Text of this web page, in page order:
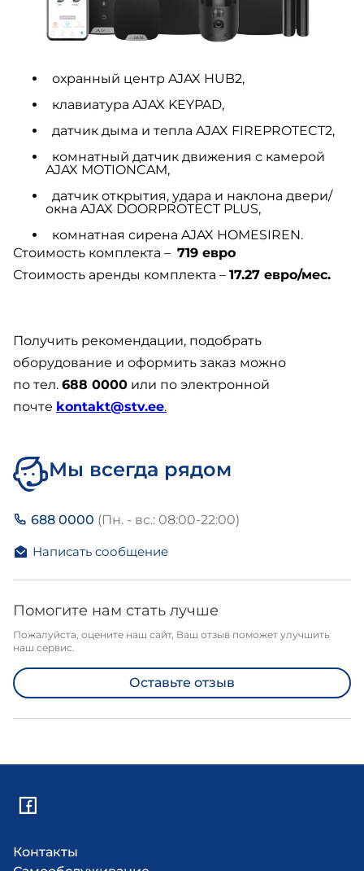
охранный центр AJAX HUB2,
клавиатура AJAX KEYPAD,
датчик дыма и тепла AJAX FIREPROTECT2,
комнатный датчик движения c камерой
AJAX MOTIONCAM,
датчик открытия, удара и наклона двери/
окна AJAX DOORPROTECT PLUS,
комнатная сирена AJAX HOMESIREN.
Стоимость комплекта – 719 евро
Стоимость аренды комплекта – 17.27 евро/мес.
Получить рекомендации, подобрать
оборудование и оформить заказ можно
по тел. 688 0000 или по электронной
почте kontakt@stv.ee.
Мы всегда рядом
688 0000 (Пн. - вс.: 08:00-22:00)
Написать сообщение
Помогите нам стать лучше
Пожалуйста, оцените наш сайт, Ваш отзыв поможет улучшить
наш сервис.
Оставьте отзыв
Контакты